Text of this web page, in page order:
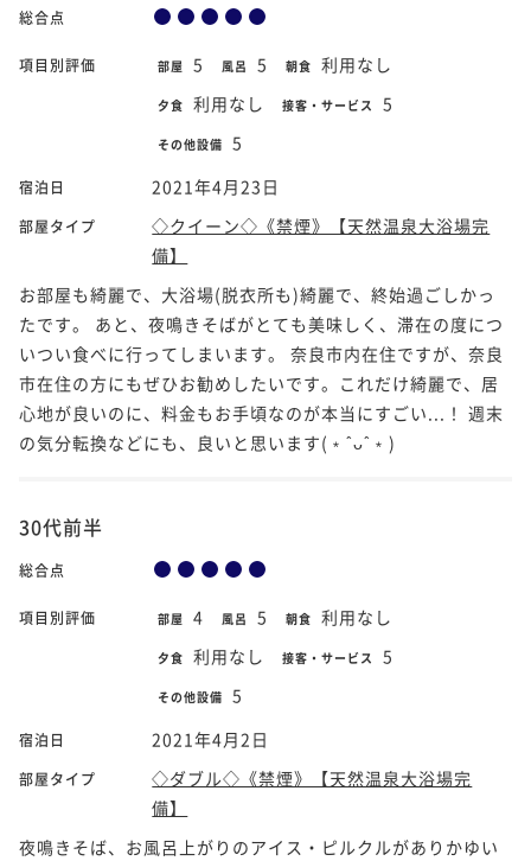
総合点
項目別評価 部屋 5 風呂 5 朝食 利用なし
夕食 利用なし 接客・サービス 5
その他設備 5
宿泊日 2021年4月23日
部屋タイプ
◇クイーン◇《禁煙》【天然温泉大浴場完
備】
お部屋も綺麗で、大浴場(脱衣所も)綺麗で、終始過ごしかっ
たです。 あと、夜鳴きそばがとても美味しく、滞在の度につ
いつい食べに行ってしまいます。 奈良市内在住ですが、奈良
市在住の方にもぜひお勧めしたいです。これだけ綺麗で、居
心地が良いのに、料金もお手頃なのが本当にすごい...！ 週末
の気分転換などにも、良いと思います(﹡ˆᴗˆ﹡)
30代前半
総合点
項目別評価 部屋 4 風呂 5 朝食 利用なし
夕食 利用なし 接客・サービス 5
その他設備 5
宿泊日 2021年4月2日
部屋タイプ
◇ダブル◇《禁煙》【天然温泉大浴場完
備】
夜鳴きそば、お風呂上がりのアイス・ピルクルがありかゆい